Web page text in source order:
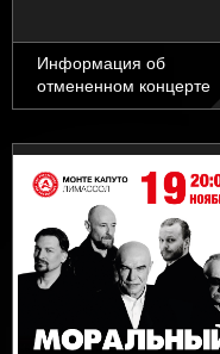
Информация об
отмененном концерте